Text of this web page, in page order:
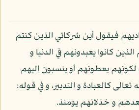
فيقول أين شركائي الذين كنتم
كانوا يعبدونهم في الدنيا و
يعطونهم أو ينسبون إليهم
كالعبادة و التدبير، و في قوله:
و خذلانهم يومئذ.